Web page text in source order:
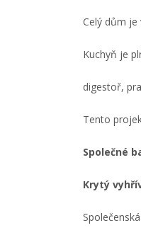
Celý dům je
Kuchyň je
digestoř,
Tento
Společné
Krytý